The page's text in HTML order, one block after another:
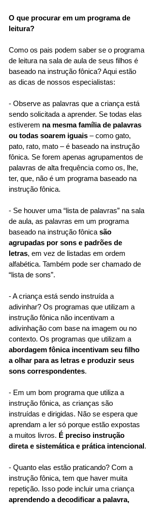
O que procurar em um programa de
leitura?
Como os pais podem saber se o programa
de leitura na sala de aula de seus filhos é
baseado na instrução fônica? Aqui estão
as dicas de nossos especialistas:
- Observe as palavras que a criança está
sendo solicitada a aprender. Se todas elas
estiverem na mesma família de palavras
ou todas soarem iguais – como gato,
pato, rato, mato – é baseado na instrução
fônica. Se forem apenas agrupamentos de
palavras de alta frequência como os, lhe,
ter, que, não é um programa baseado na
instrução fônica.
- Se houver uma “lista de palavras” na sala
de aula, as palavras em um programa
baseado na instrução fônica são
agrupadas por sons e padrões de
letras, em vez de listadas em ordem
alfabética. Também pode ser chamado de
“lista de sons”.
- A criança está sendo instruída a
adivinhar? Os programas que utilizam a
instrução fônica não incentivam a
adivinhação com base na imagem ou no
contexto. Os programas que utilizam a
abordagem fônica incentivam seu filho
a olhar para as letras e produzir seus
sons correspondentes.
- Em um bom programa que utiliza a
instrução fônica, as crianças são
instruídas e dirigidas. Não se espera que
aprendam a ler só porque estão expostas
a muitos livros. É preciso instrução
direta e sistemática e prática intencional.
- Quanto elas estão praticando? Com a
instrução fônica, tem que haver muita
repetição. Isso pode incluir uma criança
aprendendo a decodificar a palavra,